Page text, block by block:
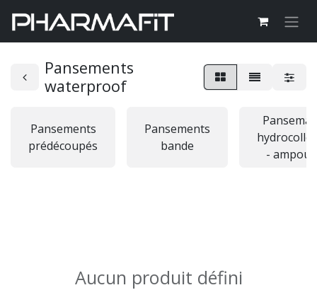
Pansements
waterproof
Pansements
prédécoupés
Pansements
bande
-
Aucun produit défini